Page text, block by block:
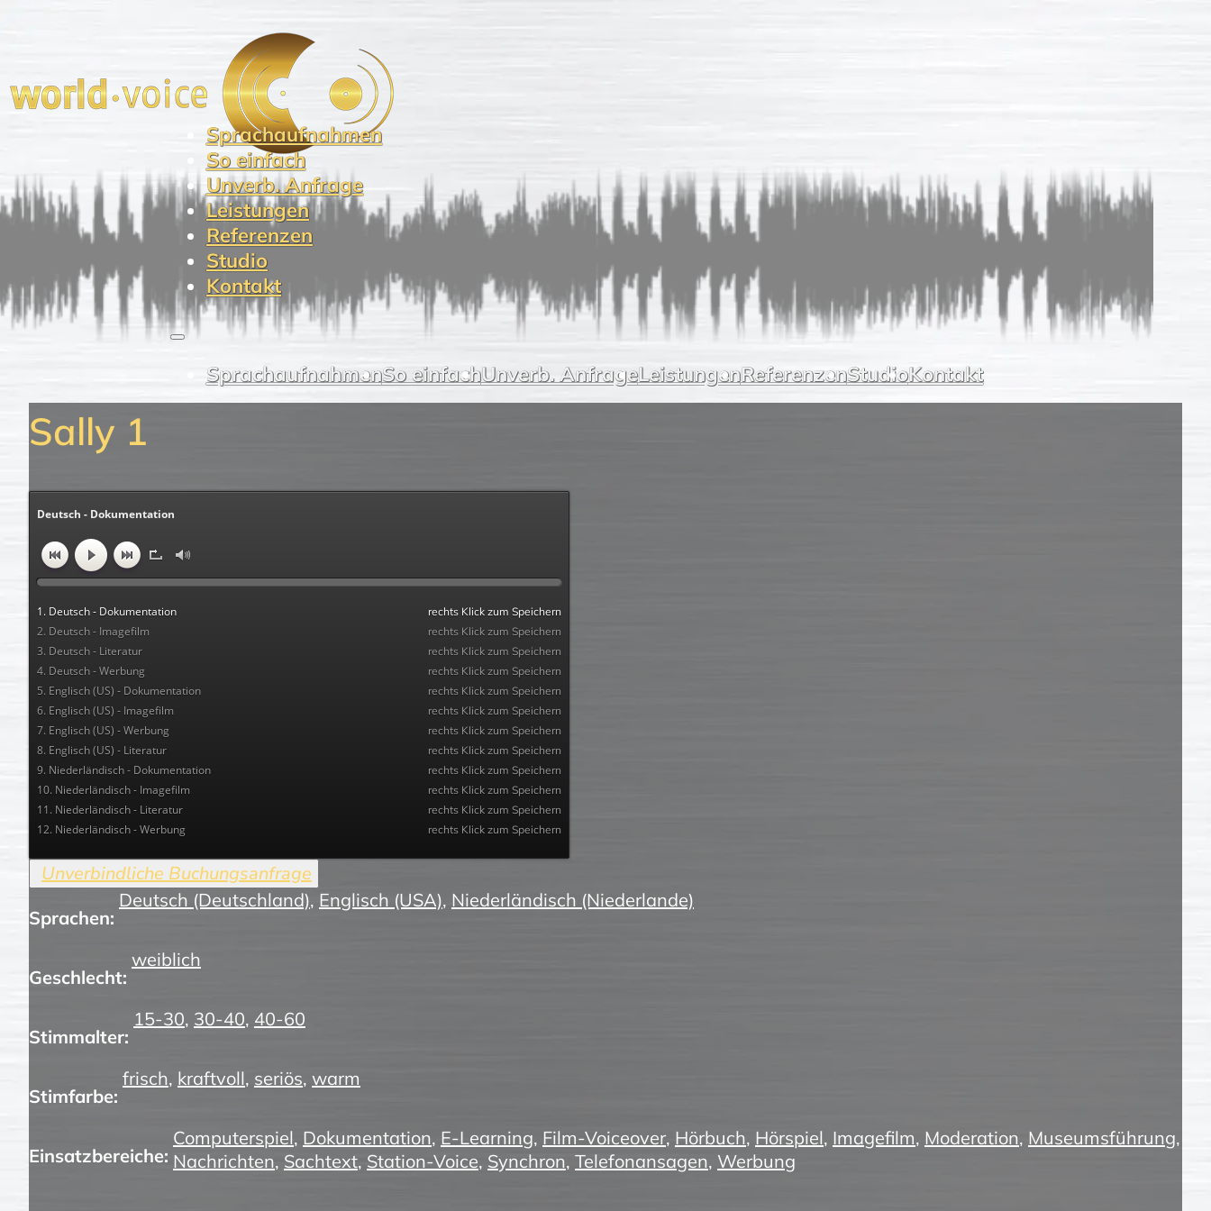
Sprachaufnahmen
So einfach
Unverb. Anfrage
Leistungen
Referenzen
Studio
Kontakt
SprachaufnahmenSo einfachUnverb. AnfrageLeistungenReferenzenStudioKontakt
Studio
Kontakt
Sally 1
Deutsch - Dokumentation
1. Deutsch - Dokumentation rechts Klick zum Speichern
2. Deutsch - Imagefilm rechts Klick zum Speichern
3. Deutsch - Literatur rechts Klick zum Speichern
4. Deutsch - Werbung rechts Klick zum Speichern
5. Englisch (US) - Dokumentation rechts Klick zum Speichern
6. Englisch (US) - Imagefilm rechts Klick zum Speichern
7. Englisch (US) - Werbung rechts Klick zum Speichern
8. Englisch (US) - Literatur rechts Klick zum Speichern
9. Niederländisch - Dokumentation rechts Klick zum Speichern
10. Niederländisch - Imagefilm rechts Klick zum Speichern
11. Niederländisch - Literatur rechts Klick zum Speichern
12. Niederländisch - Werbung rechts Klick zum Speichern
Sprachen:
Deutsch (Deutschland), Englisch (USA), Niederländisch (Niederlande)
Geschlecht:
weiblich
Stimmalter:
15-30, 30-40, 40-60
Stimfarbe:
frisch, kraftvoll, seriös, warm
Einsatzbereiche:
Computerspiel, Dokumentation, E-Learning, Film-Voiceover, Hörbuch, Hörspiel, Imagefilm, Moderation, Museumsführung,
Nachrichten, Sachtext, Station-Voice, Synchron, Telefonansagen, Werbung